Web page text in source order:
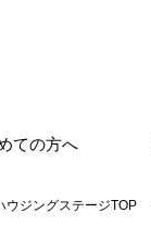
ての方へ
ウジングステージTOP